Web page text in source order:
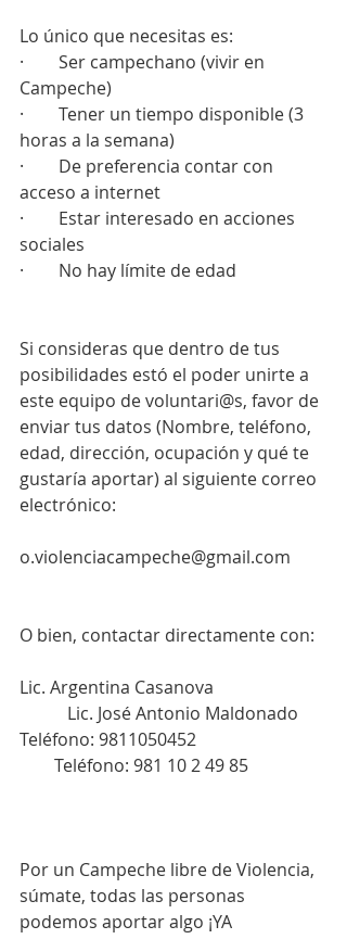
Lo único que necesitas es:
·        Ser campechano (vivir en
Campeche)
·        Tener un tiempo disponible (3
horas a la semana)
·        De preferencia contar con
acceso a internet
·        Estar interesado en acciones
sociales
·        No hay límite de edad
Si consideras que dentro de tus
posibilidades estó el poder unirte a
este equipo de voluntari@s, favor de
enviar tus datos (Nombre, teléfono,
edad, dirección, ocupación y qué te
gustaría aportar) al siguiente correo
electrónico:
o.violenciacampeche@gmail.com
O bien, contactar directamente con:
Lic. Argentina Casanova
           Lic. José Antonio Maldonado
Teléfono: 9811050452
        Teléfono: 981 10 2 49 85
Por un Campeche libre de Violencia,
súmate, todas las personas
podemos aportar algo ¡YA